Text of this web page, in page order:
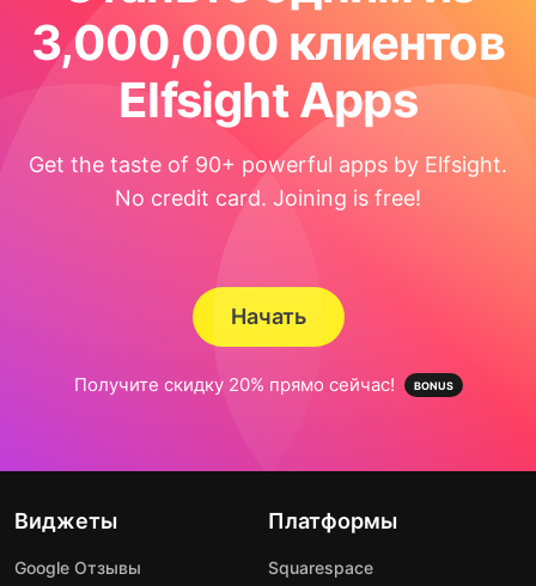
3,000,000 клиентов
Elfsight Apps
Get the taste of 90+ powerful apps by Elfsight.
No credit card. Joining is free!
Начать
Получите скидку 20% прямо сейчас!
Виджеты
Google Отзывы
Платформы
Squarespace